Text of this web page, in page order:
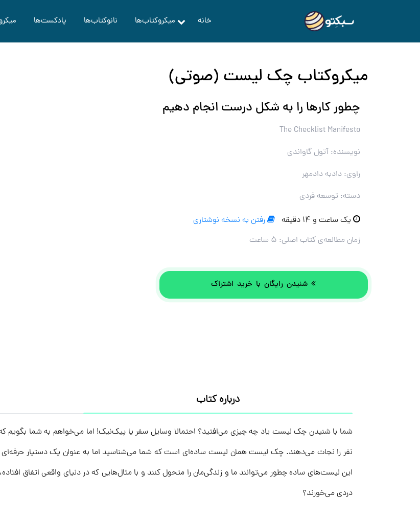
خانه میکروکتاب‌ها نانوکتاب‌ها پادکست‌ها
میکروکتاب چک لیست (صوتی)
چطور کارها را به شکل درست انجام دهیم
The Checklist Manifesto
نویسنده: آتول گاواندی
راوی: دادبه دادمهر
دسته: توسعه فردی
یک ساعت و ۱۴ دقیقه
رفتن به نسخه نوشتاری
زمان مطالعه‌ی کتاب اصلی: ۵ ساعت
شنیدن رایگان با خرید اشتراک
درباره کتاب
شما با شنیدن چک‌ لیست یاد چه چیزی می‌افتید؟ احتمالا وسایل سفر یا پیک‌نیک! اما می‌خواهم به شما
نفر را نجات می‌دهند. چک لیست همان لیست ساده‌ای است که شما می‌شناسید اما به عنوان یک دستیار حرفه‌ای
این لیست‌های ساده چطور می‌توانند ما و زندگی‌مان را متحول کنند و با مثال‌هایی که در دنیای واقعی اتفاق
دردی می‌خورند؟